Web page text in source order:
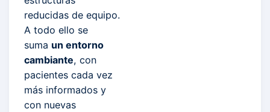
reducidas de equipo.
A todo ello se
suma un entorno
cambiante, con
pacientes cada vez
más informados y
con nuevas